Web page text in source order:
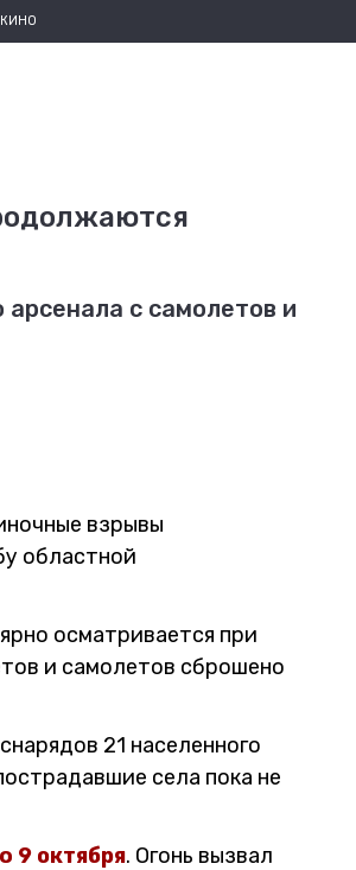
с самолетов и
взрывы
областной
осматривается при
и самолетов сброшено
21 населенного
села пока не
9 октября. Огонь вызвал